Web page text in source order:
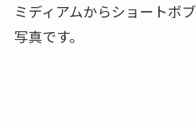
ミディアムからショートボ
写真です。